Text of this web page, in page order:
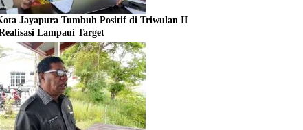
Jayapura Tumbuh Positif di Triwulan II
Lampaui Target